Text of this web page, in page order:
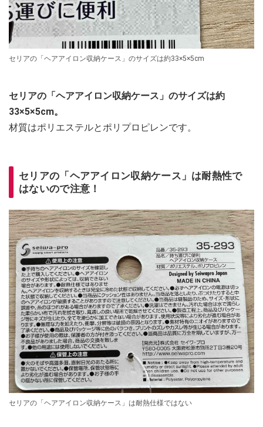
セリアの「ヘアアイロン収納ケース」のサイズは約33×5×5cm
セリアの「ヘアアイロン収納ケース」のサイズは約
33×5×5cm。
材質はポリエステルとポリプロピレンです。
セリアの「ヘアアイロン収納ケース」は耐熱性で
はないので注意！
セリアの「ヘアアイロン収納ケース」は耐熱仕様ではない